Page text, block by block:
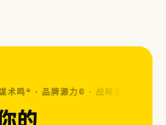
鸣® · 品牌源力© · 战略定位 · 视觉
的